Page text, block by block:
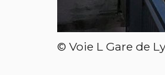
© Voie L Gare de